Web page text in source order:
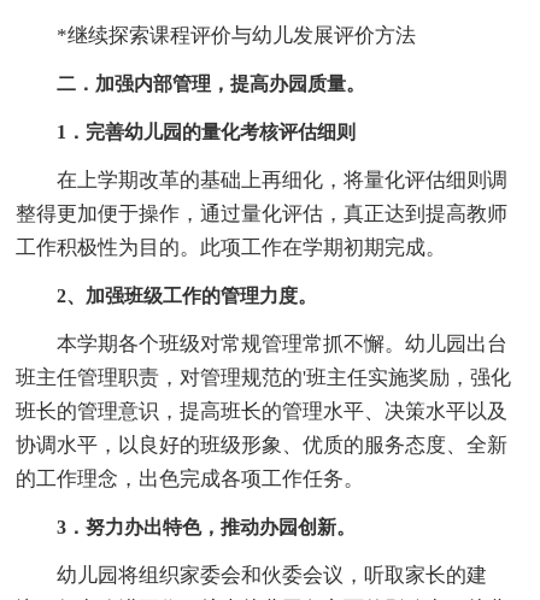
*继续探索课程评价与幼儿发展评价方法
二．加强内部管理，提高办园质量。
1．完善幼儿园的量化考核评估细则
在上学期改革的基础上再细化，将量化评估细则调
整得更加便于操作，通过量化评估，真正达到提高教师
工作积极性为目的。此项工作在学期初期完成。
2、加强班级工作的管理力度。
本学期各个班级对常规管理常抓不懈。幼儿园出台
班主任管理职责，对管理规范的'班主任实施奖励，强化
班长的管理意识，提高班长的管理水平、决策水平以及
协调水平，以良好的班级形象、优质的服务态度、全新
的工作理念，出色完成各项工作任务。
3．努力办出特色，推动办园创新。
幼儿园将组织家委会和伙委会议，听取家长的建